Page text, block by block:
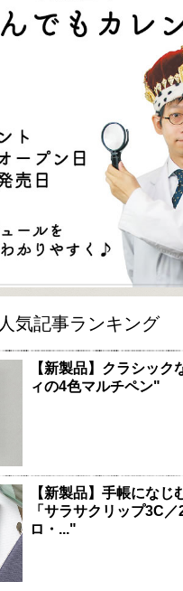
人気記事ランキング
【新製品】クラシック
ィの4色マルチペン"
【新製品】手帳になじ
「サラサクリップ3C／
ロ・..."